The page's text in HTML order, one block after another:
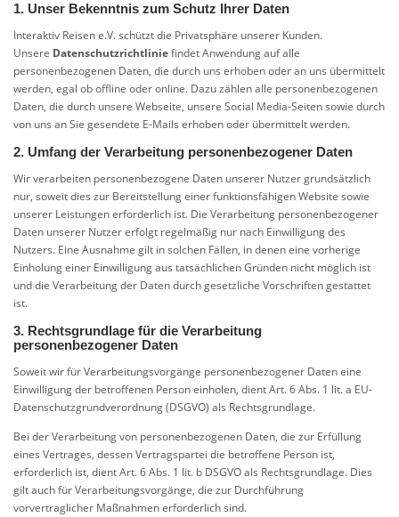
1. Unser Bekenntnis zum Schutz Ihrer Daten
Interaktiv Reisen e.V. schützt die Privatsphäre unserer Kunden.
Unsere Datenschutzrichtliniefindet Anwendung auf alle
personenbezogenen Daten, die durch uns erhoben oder an uns übermittelt
werden, egal ob offline oder online. Dazu zählen alle personenbezogenen
Daten, die durch unsere Webseite, unsere Social Media-Seiten sowie durch
von uns an Sie gesendete E-Mails erhoben oder übermittelt werden.
2. Umfang der Verarbeitung personenbezogener Daten
Wir verarbeiten personenbezogene Daten unserer Nutzer grundsätzlich
nur, soweit dies zur Bereitstellung einer funktionsfähigen Website sowie
unserer Leistungen erforderlich ist. Die Verarbeitung personenbezogener
Daten unserer Nutzer erfolgt regelmäßig nur nach Einwilligung des
Nutzers. Eine Ausnahme gilt in solchen Fällen, in denen eine vorherige
Einholung einer Einwilligung aus tatsächlichen Gründen nicht möglich ist
und die Verarbeitung der Daten durch gesetzliche Vorschriften gestattet
ist.
3. Rechtsgrundlage für die Verarbeitung
personenbezogener Daten
Soweit wir für Verarbeitungsvorgänge personenbezogener Daten eine
Einwilligung der betroffenen Person einholen, dient Art. 6 Abs. 1 lit. a EU-
Datenschutzgrundverordnung (DSGVO) als Rechtsgrundlage.
Bei der Verarbeitung von personenbezogenen Daten, die zur Erfüllung
eines Vertrages, dessen Vertragspartei die betroffene Person ist,
erforderlich ist, dient Art. 6 Abs. 1 lit. b DSGVO als Rechtsgrundlage. Dies
gilt auch für Verarbeitungsvorgänge, die zur Durchführung
vorvertraglicher Maßnahmen erforderlich sind.